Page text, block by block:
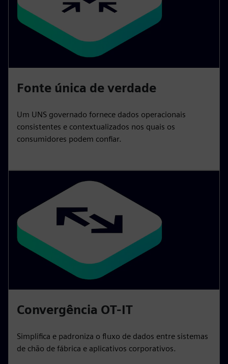
Fonte única de verdade
Um UNS governado fornece dados operacionais
consistentes e contextualizados nos quais os
consumidores podem confiar.
Convergência OT-IT
Simplifica e padroniza o fluxo de dados entre sistemas
de chão de fábrica e aplicativos corporativos.